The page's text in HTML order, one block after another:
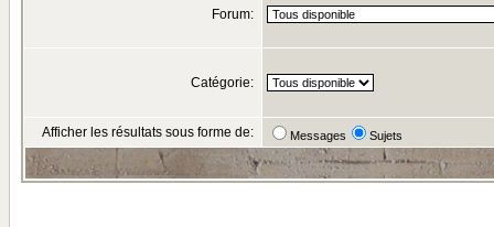
Forum:
Catégorie:
Afficher les résultats sous forme de: Messages Sujets